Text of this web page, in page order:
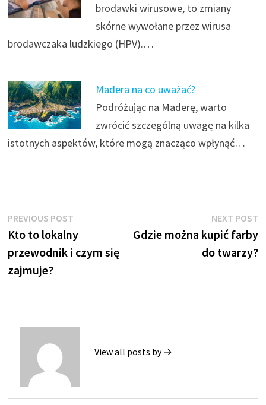
brodawki wirusowe, to zmiany
skórne wywołane przez wirusa
brodawczaka ludzkiego (HPV).…
Madera na co uważać?
Podróżując na Maderę, warto
zwrócić szczególną uwagę na kilka
istotnych aspektów, które mogą znacząco wpłynąć…
Nawigacja
wpisu
PREVIOUS POSTPrevious
post:
Kto to lokalny
przewodnik i czym się
zajmuje?
NEXT POST
Gdzie można kupić farby
do twarzy?
View all posts by →